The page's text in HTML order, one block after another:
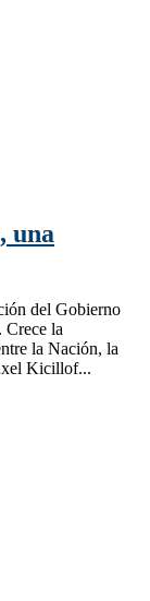
una
del Gobierno
Crece la
la Nación, la
Kicillof...